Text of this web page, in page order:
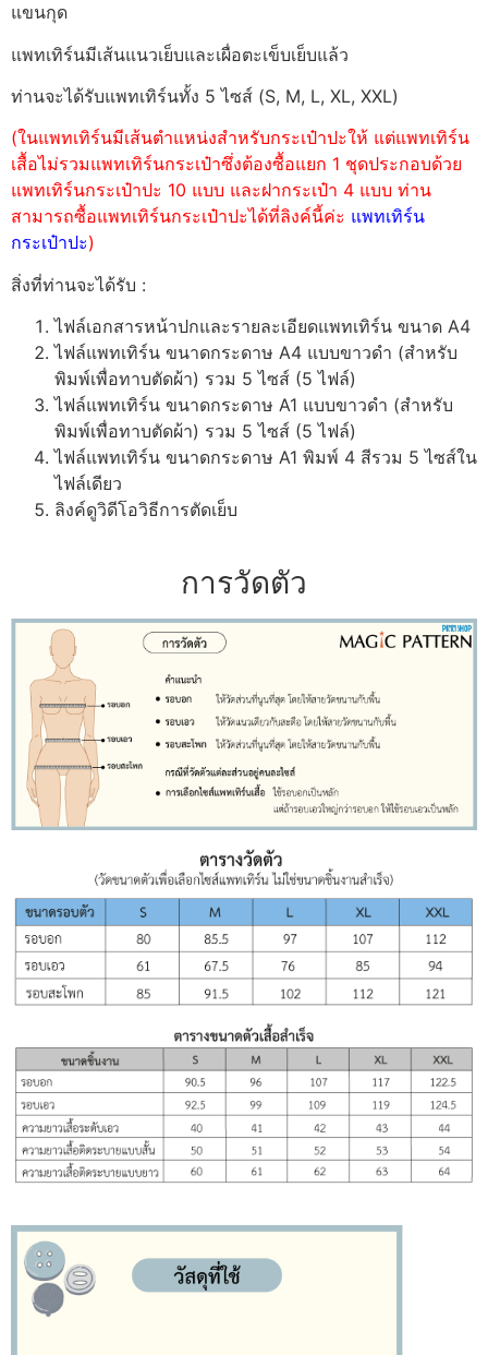
แขนกุด
แพทเทิร์นมีเส้นแนวเย็บและเผื่อตะเข็บเย็บแล้ว
ท่านจะได้รับแพทเทิร์นทั้ง 5 ไซส์ (S, M, L, XL, XXL)
(ในแพทเทิร์นมีเส้นตำแหน่งสำหรับกระเป๋าปะให้ แต่แพทเทิร์น
เสื้อไม่รวมแพทเทิร์นกระเป๋าซึ่งต้องซื้อแยก 1 ชุดประกอบด้วย
แพทเทิร์นกระเป๋าปะ 10 แบบ และฝากระเป๋า 4 แบบ ท่าน
สามารถซื้อแพทเทิร์นกระเป๋าปะได้ที่ลิงค์นี้ค่ะ แพทเทิร์น
กระเป๋าปะ)
สิ่งที่ท่านจะได้รับ :
ไฟล์เอกสารหน้าปกและรายละเอียดแพทเทิร์น ขนาด A4
ไฟล์แพทเทิร์น ขนาดกระดาษ A4 แบบขาวดำ (สำหรับ
พิมพ์เพื่อทาบตัดผ้า) รวม 5 ไซส์ (5 ไฟล์)
ไฟล์แพทเทิร์น ขนาดกระดาษ A1 แบบขาวดำ (สำหรับ
พิมพ์เพื่อทาบตัดผ้า) รวม 5 ไซส์ (5 ไฟล์)
ไฟล์แพทเทิร์น ขนาดกระดาษ A1 พิมพ์ 4 สีรวม 5 ไซส์ใน
ไฟล์เดียว
ลิงค์ดูวิดีโอวิธีการตัดเย็บ
การวัดตัว